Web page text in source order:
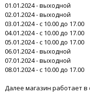
01.01.2024 - выходной
02.01.2024 - выходной
03.01.2024 - с 10.00 до 17.00
04.01.2024 - с 10.00 до 17.00
05.01.2024 - с 10.00 до 17.00
06.01.2024 - выходной
07.01.2024 - выходной
08.01.2024 - с 10.00 до 17.00
Далее магазин работает